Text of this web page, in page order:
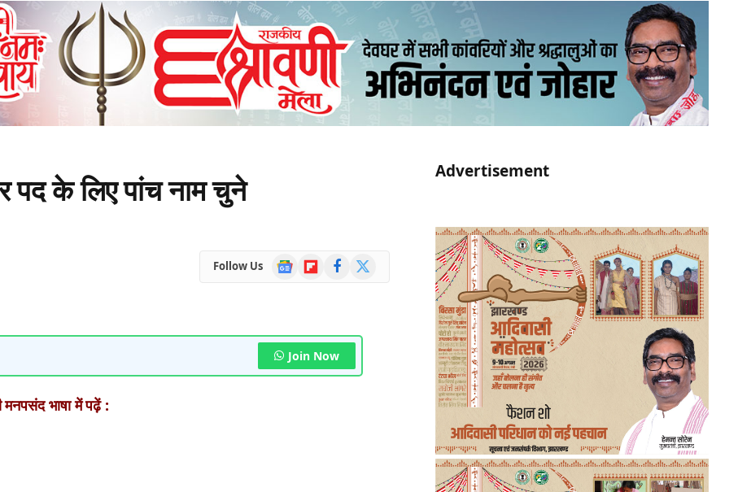
पद के लिए पांच नाम चुने
Follow Us
Google
News
FlipboardFacebook
Join Now
मनपसंद भाषा में पढ़ें :
Advertisement